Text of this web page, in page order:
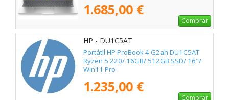
1.685,00 €
Comprar
HP - DU1C5AT
Portátil HP ProBook 4 G2ah DU1C5AT
Ryzen 5 220/ 16GB/ 512GB SSD/ 16"/
Win11 Pro
1.235,00 €
Comprar